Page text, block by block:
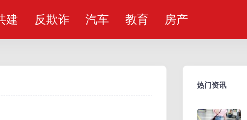
建 反欺诈 汽车 教育 房产
热门资讯